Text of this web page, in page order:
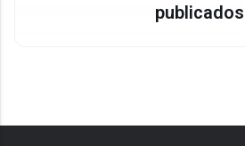
publicados